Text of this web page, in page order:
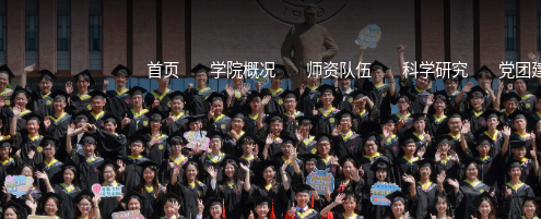
首页
学院概况 师资队伍 科学研究 党团